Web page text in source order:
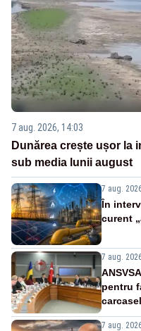
7 aug. 2026, 14:03
Dunărea crește ușor la
sub media lunii august
7 aug.
În
curent
7 aug.
pentru
7 aug.